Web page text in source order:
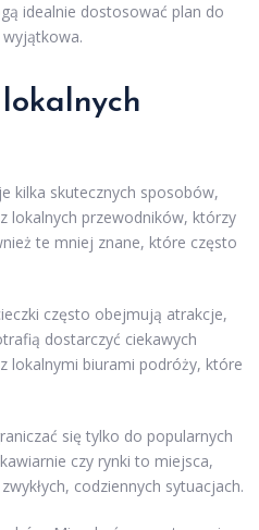
idealnie dostosować plan do
kilka skutecznych sposobów,
lokalnych przewodników, którzy
te mniej znane, które często
często obejmują atrakcje,
dostarczyć ciekawych
lokalnymi biurami podróży, które
się tylko do popularnych
czy rynki to miejsca,
codziennych sytuacjach.